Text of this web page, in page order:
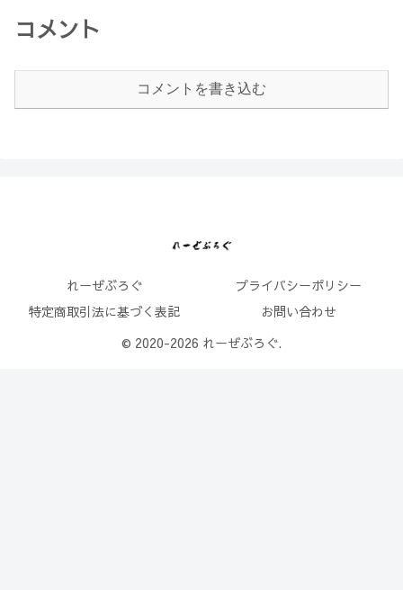
コメント
コメントを書き込む
れーぜぶろぐ
プライバシーポリシー
特定商取引法に基づく表記
お問い合わせ
© 2020-2026 れーぜぶろぐ.